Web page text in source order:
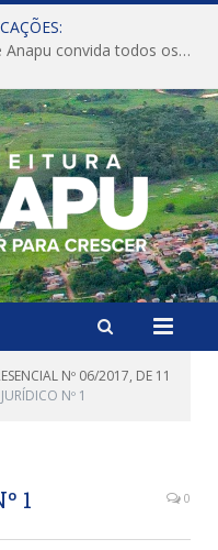
CONVITE A Prefeitura Municipal de Anapu convida todos os servidores públicos municipais para participarem da Audiência Pública de discussão da Lei de Diretrizes Orçamentárias (LDO), importante instrumento de planejamento das ações e investimentos da Administração Pública para o próximo exercício financeiro.
Nº 06/2017, DE 11
Nº 1
1 0